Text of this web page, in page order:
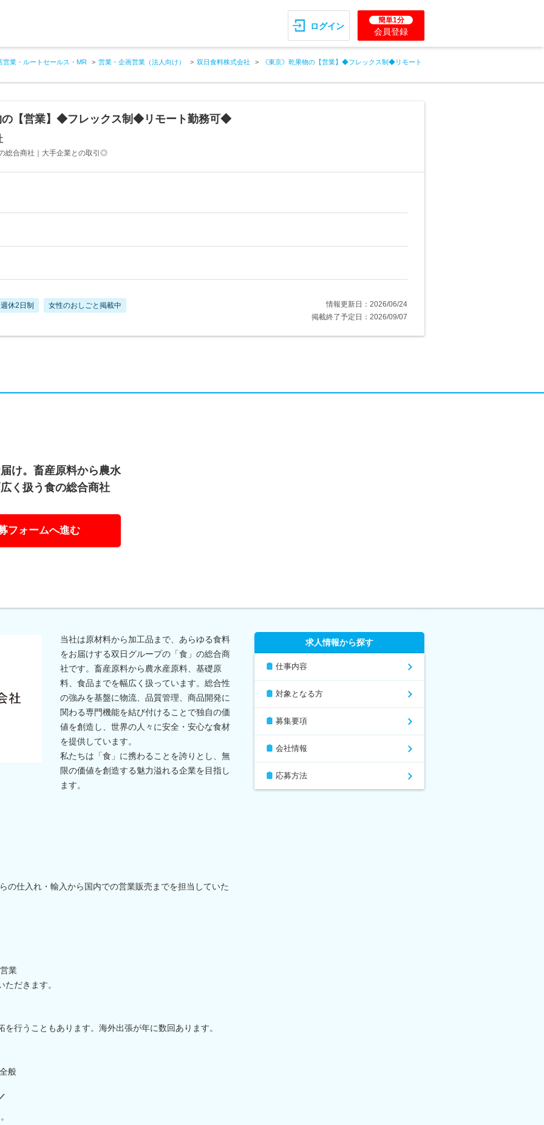
ログイン
簡単1分
会員登録
営業・ルートセールス・MR 営業・企画営業（法人向け） 双日食料株式会社 《東京》乾果物の【営業】◆フレックス制◆リモート
の【営業】◆フレックス制◆リモート勤務可◆
総合商社｜大手企業との取引◎
休2日制 女性のおしごと掲載中
情報更新日：2026/06/24
掲載終了予定日：2026/09/07
け。畜産原料から農水
く扱う食の総合商社
フォームへ進む
当社は原材料から加工品まで、あらゆる食料
をお届けする双日グループの「食」の総合商
社です。畜産原料から農水産原料、基礎原
料、食品までを幅広く扱っています。総合性
の強みを基盤に物流、品質管理、商品開発に
関わる専門機能を結び付けることで独自の価
値を創造し、世界の人々に安全・安心な食材
を提供しています。
私たちは「食」に携わることを誇りとし、無
限の価値を創造する魅力溢れる企業を目指し
ます。
仕入れ・輸入から国内での営業販売までを担当していた
業
だきます。
行うこともあります。海外出張が年に数回あります。
般
求人情報から探す
仕事内容
対象となる方
募集要項
会社情報
応募方法